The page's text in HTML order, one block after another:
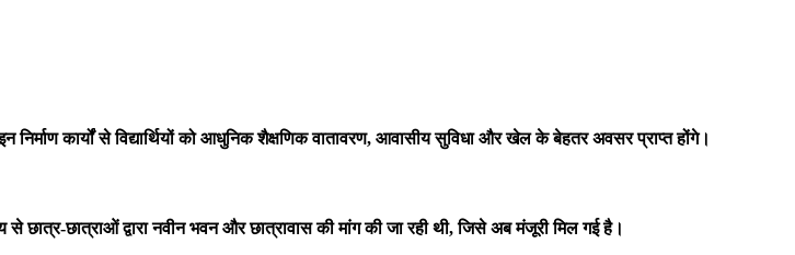
कार्यों से विद्यार्थियों को आधुनिक शैक्षणिक वातावरण, आवासीय सुविधा और खेल के बेहतर अवसर प्राप्त होंगे।
छात्र-छात्राओं द्वारा नवीन भवन और छात्रावास की मांग की जा रही थी, जिसे अब मंजूरी मिल गई है।